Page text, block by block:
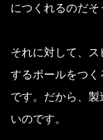
につくれるのだそ
それに対して、
するボールをつく
です。だから、
いのです。